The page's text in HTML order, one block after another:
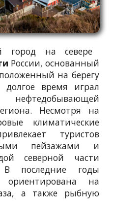
на севере
России, основанный
на берегу
время играл
Несмотря на
климатические
туристов
пейзажами и
северной части
В последние годы
ориентирована на
а также рыбную